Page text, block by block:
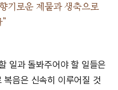
기로운 제물과 생축으로
일과 돌봐주어야 할 일들은
복음은 신속히 이루어질 것